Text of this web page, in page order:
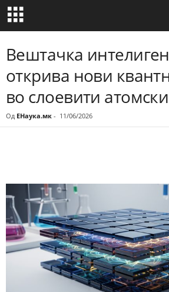
Вештачка
открива нови
во слоевити
Од ЕНаука.мк - 11/06/2026